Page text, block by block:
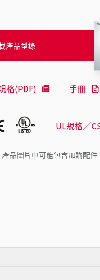
品圖片中可能包含加購配件
產品型錄
格(PDF) 手冊
UL規格／